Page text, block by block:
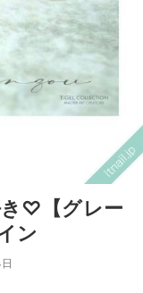
き♡【グレー
ン